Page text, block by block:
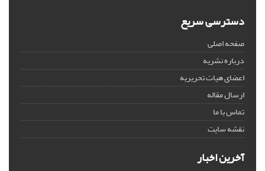
دسترسی سریع
صفحه اصلی
درباره نشریه
اعضای هیات تحریریه
ارسال مقاله
تماس با ما
نقشه سایت
آخرین اخبار